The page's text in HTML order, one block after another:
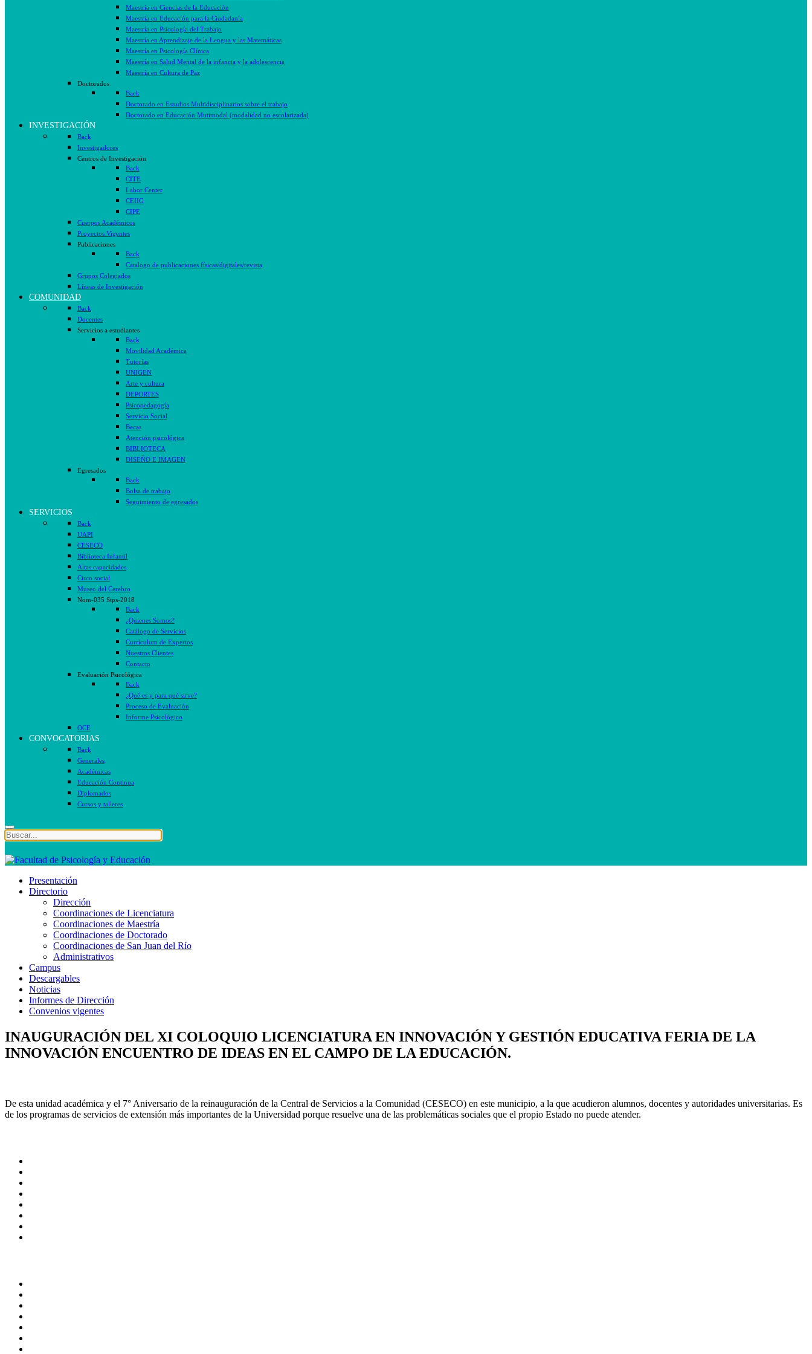
Maestría en Ciencias de la Educación
Maestría en Educación para la Ciudadanía
Maestría en Psicología del Trabajo
Maestría en Aprendizaje de la Lengua y las Matemáticas
Maestría en Psicología Clínica
Maestría en Salud Mental de la infancia y la adolescencia
Maestría en Cultura de Paz
Doctorados
Back
Doctorado en Estudios Multidisciplinarios sobre el trabajo
Doctorado en Educación Mutimodal (modalidad no escolarizada)
INVESTIGACIÓN
Back
Investigadores
Centros de Investigación
Back
CITE
Labor Center
CEIIG
CIPE
Cuerpos Académicos
Proyectos Vigentes
Publicaciones
Back
Catalogo de publicaciones físicas/digitales/revista
Grupos Colegiados
Líneas de Investigación
COMUNIDAD
Back
Docentes
Servicios a estudiantes
Back
Movilidad Académica
Tutorías
UNIGEN
Arte y cultura
DEPORTES
Psicopedagogía
Servicio Social
Becas
Atención psicológica
BIBLIOTECA
DISEÑO E IMAGEN
Egresados
Back
Bolsa de trabajo
Seguimiento de egresados
SERVICIOS
Back
UAPI
CESECO
Biblioteca Infantil
Altas capacidades
Circo social
Museo del Cerebro
Nom-035 Stps-2018
Back
¿Quienes Somos?
Catálogo de Servicios
Currículum de Expertos
Nuestros Clientes
Contacto
Evaluación Psicológica
Back
¿Qué es y para qué sirve?
Proceso de Evaluación
Informe Psicológico
OCE
CONVOCATORIAS
Back
Generales
Académicas
Educación Continua
Diplomados
Cursos y talleres
Presentación
Directorio
Dirección
Coordinaciones de Licenciatura
Coordinaciones de Maestría
Coordinaciones de Doctorado
Coordinaciones de San Juan del Río
Administrativos
Campus
Descargables
Noticias
Informes de Dirección
Convenios vigentes
INAUGURACIÓN DEL XI COLOQUIO LICENCIATURA EN INNOVACIÓN Y GESTIÓN EDUCATIVA FERIA DE LA
INNOVACIÓN ENCUENTRO DE IDEAS EN EL CAMPO DE LA EDUCACIÓN.
De esta unidad académica y el 7° Aniversario de la reinauguración de la Central de Servicios a la Comunidad (CESECO) en este municipio, a la que acudieron alumnos, docentes y autoridades universitarias. Es
de los programas de servicios de extensión más importantes de la Universidad porque resuelve una de las problemáticas sociales que el propio Estado no puede atender.